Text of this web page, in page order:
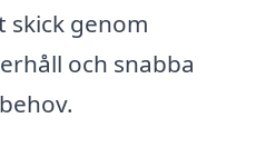
skick genom
och snabba